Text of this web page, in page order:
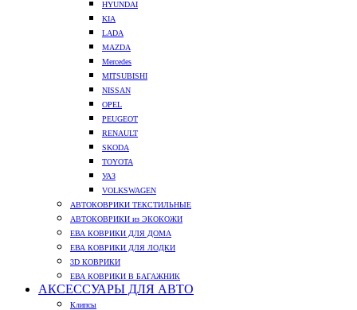
HYUNDAI
KIA
LADA
MAZDA
Mercedes
MITSUBISHI
NISSAN
OPEL
PEUGEOT
RENAULT
SKODA
TOYOTA
УАЗ
VOLKSWAGEN
АВТОКОВРИКИ ТЕКСТИЛЬНЫЕ
АВТОКОВРИКИ из ЭКОКОЖИ
ЕВА КОВРИКИ ДЛЯ ДОМА
ЕВА КОВРИКИ ДЛЯ ЛОДКИ
3D КОВРИКИ
ЕВА КОВРИКИ В БАГАЖНИК
АКСЕССУАРЫ ДЛЯ АВТО
Клипсы